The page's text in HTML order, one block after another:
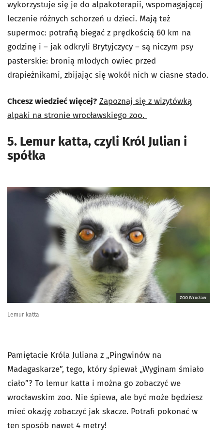
wykorzystuje się je do alpakoterapii, wspomagającej
leczenie różnych schorzeń u dzieci. Mają też
supermoc: potrafią biegać z prędkością 60 km na
godzinę i – jak odkryli Brytyjczycy – są niczym psy
pasterskie: bronią młodych owiec przed
drapieżnikami, zbijając się wokół nich w ciasne stado.
Chcesz wiedzieć więcej? Zapoznaj się z wizytówką
alpaki na stronie wrocławskiego zoo.
5. Lemur katta, czyli Król Julian i
spółka
ZOO Wrocław
Lemur katta
Pamiętacie Króla Juliana z „Pingwinów na
Madagaskarze”, tego, który śpiewał „Wyginam śmiało
ciało”? To lemur katta i można go zobaczyć we
wrocławskim zoo. Nie śpiewa, ale być może będziesz
mieć okazję zobaczyć jak skacze. Potrafi pokonać w
ten sposób nawet 4 metry!